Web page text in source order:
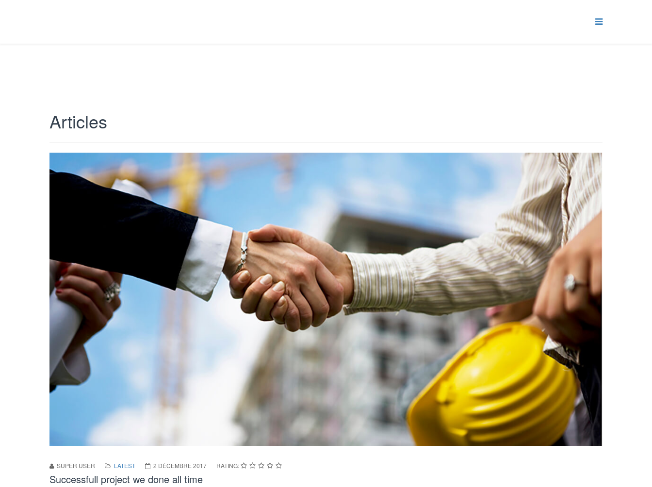
Articles
SUPER USER LATEST 2 DÉCEMBRE 2017 RATING:
Successfull project we done all time